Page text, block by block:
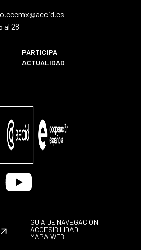
al 28
PARTICIPA
ACTUALIDAD
Youtube
GUÍA DE NAVEGACIÓN
ACCESIBILIDAD
MAPA WEB